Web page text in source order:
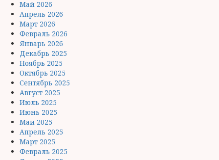
Май 2026
Апрель 2026
Март 2026
Февраль 2026
Январь 2026
Декабрь 2025
Ноябрь 2025
Октябрь 2025
Сентябрь 2025
Август 2025
Июль 2025
Июнь 2025
Май 2025
Апрель 2025
Март 2025
Февраль 2025